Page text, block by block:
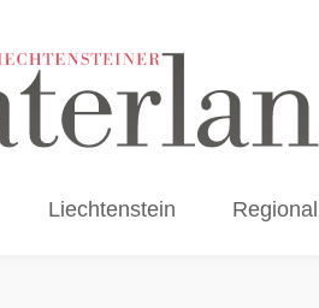
Liechtenstein Regional